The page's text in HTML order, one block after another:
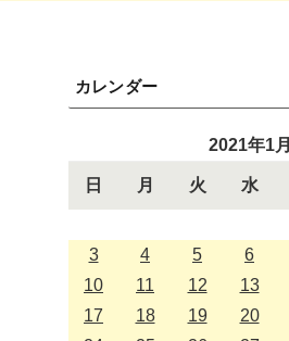
カレンダー
2021年1月
日 月 火 水
3
4 5 6
10
11 12 13
17
18 19 20